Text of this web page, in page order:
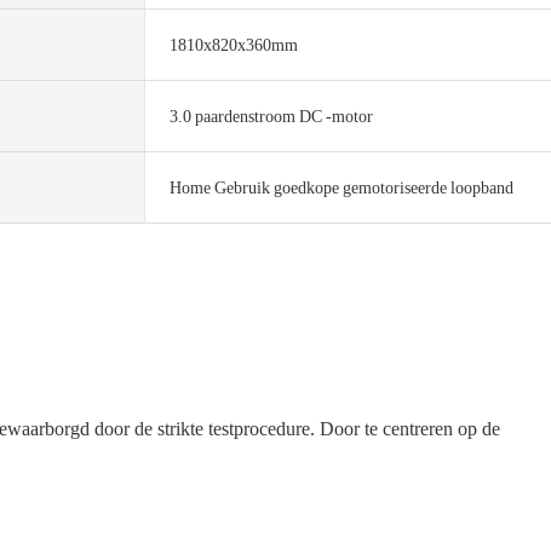
1810x820x360mm
3.0 paardenstroom DC -motor
Home Gebruik goedkope gemotoriseerde loopband
door de strikte testprocedure. Door te centreren op de